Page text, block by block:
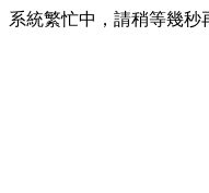
系統繁忙中，請稍等幾秒